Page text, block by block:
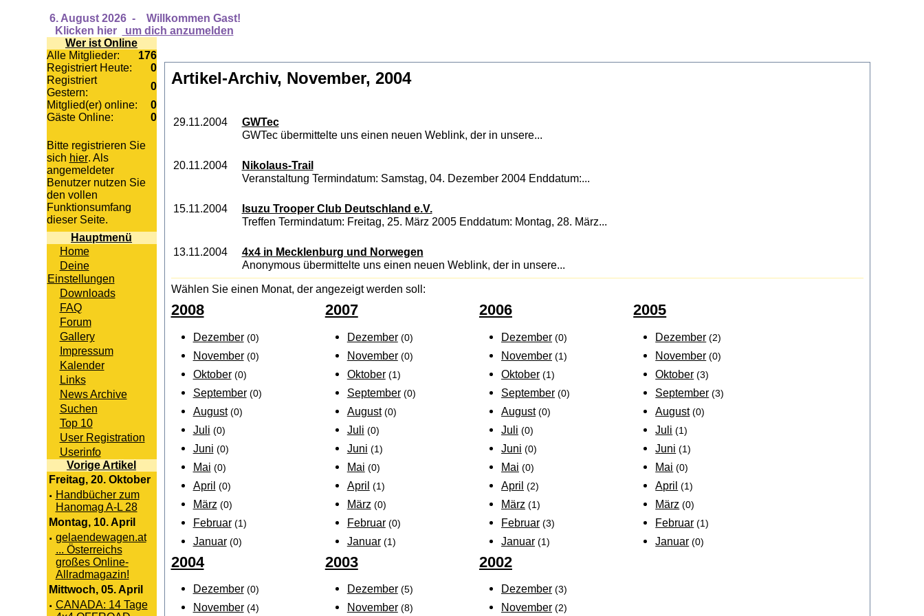
6. August 2026 -
Willkommen Gast!
Klicken hier
um dich anzumelden
Wer ist Online
Alle Mitglieder:
176
Registriert Heute:
0
Registriert
Gestern:
0
Mitglied(er) online:
0
Gäste Online:
0
Bitte registrieren Sie
sich hier. Als
angemeldeter
Benutzer nutzen Sie
den vollen
Funktionsumfang
dieser Seite.
Hauptmenü
Home
Deine
Einstellungen
Downloads
FAQ
Forum
Gallery
Impressum
Kalender
Links
News Archive
Suchen
Top 10
User Registration
Userinfo
Vorige Artikel
Freitag, 20. Oktober
· Handbücher zum
Hanomag A-L 28
Montag, 10. April
· gelaendewagen.at
... Österreichs
großes Online-
Allradmagazin!
Mittwoch, 05. April
· CANADA: 14 Tage
Artikel-Archiv, November, 2004
29.11.2004
GWTec
GWTec übermittelte uns einen neuen Weblink, der in unsere...
20.11.2004
Nikolaus-Trail
Veranstaltung Termindatum: Samstag, 04. Dezember 2004 Enddatum:...
15.11.2004
Isuzu Trooper Club Deutschland e.V.
Treffen Termindatum: Freitag, 25. März 2005 Enddatum: Montag, 28. März...
13.11.2004
4x4 in Mecklenburg und Norwegen
Anonymous übermittelte uns einen neuen Weblink, der in unsere...
Wählen Sie einen Monat, der angezeigt werden soll:
2008
Dezember (0)
November (0)
Oktober (0)
September (0)
August (0)
Juli (0)
Juni (0)
Mai (0)
April (0)
März (0)
Februar (1)
Januar (0)
2007
Dezember (0)
November (0)
Oktober (1)
September (0)
August (0)
Juli (0)
Juni (1)
Mai (0)
April (1)
März (0)
Februar (0)
Januar (1)
2006
Dezember (0)
November (1)
Oktober (1)
September (0)
August (0)
Juli (0)
Juni (0)
Mai (0)
April (2)
März (1)
Februar (3)
Januar (1)
2005
Dezember (2)
November (0)
Oktober (3)
September (3)
August (0)
Juli (1)
Juni (1)
Mai (0)
April (1)
März (0)
Februar (1)
Januar (0)
2004
Dezember (0)
November (4)
2003
Dezember (5)
November (8)
2002
Dezember (3)
November (2)